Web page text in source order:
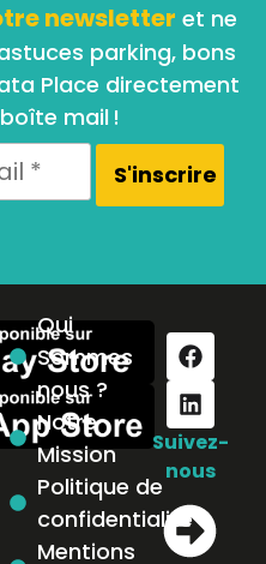
newsletter et ne
parking, bons
Place directement
mail !
Qui
Sommes
nous ?
Notre
Mission
Politique de
confidentialité
Mentions
Suivez-
nous